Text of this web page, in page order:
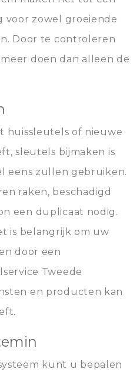
voor zowel groeiende
Door te controleren
doen dan alleen de
huissleutels of nieuwe
sleutels bijmaken is
eens zullen gebruiken.
raken, beschadigd
een duplicaat nodig.
is belangrijk om uw
door een
Tweede
en producten kan
kunt u bepalen